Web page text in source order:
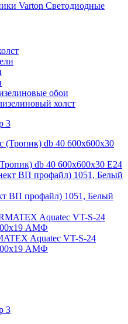
Светодиодные
обои
холст
db 40 600x600x30 E24
ВП профайл) 1051, Белый
Aquatec VT-S-24
АМФ